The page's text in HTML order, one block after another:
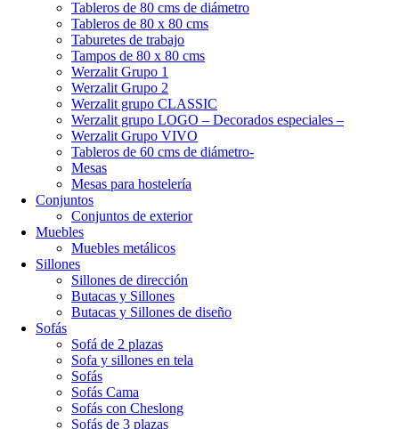
Tableros de 80 cms de diámetro
Tableros de 80 x 80 cms
Taburetes de trabajo
Tampos de 80 x 80 cms
Werzalit Grupo 1
Werzalit Grupo 2
Werzalit grupo CLASSIC
Werzalit grupo LOGO – Decorados especiales –
Werzalit Grupo VIVO
Tableros de 60 cms de diámetro-
Mesas
Mesas para hostelería
Conjuntos
Conjuntos de exterior
Muebles
Muebles metálicos
Sillones
Sillones de dirección
Butacas y Sillones
Butacas y Sillones de diseño
Sofás
Sofá de 2 plazas
Sofa y sillones en tela
Sofás
Sofás Cama
Sofás con Cheslong
Sofás de 3 plazas